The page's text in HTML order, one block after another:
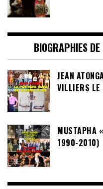
BIOGRAPHIES
JEAN
VILLIERS
MUSTAPHA
1990-2010)